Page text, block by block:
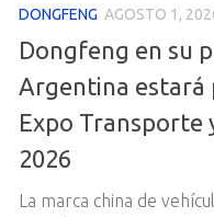
DONGFENG AGOSTO 1,
Dongfeng en su
Argentina estará
Expo Transporte
2026
La marca china de